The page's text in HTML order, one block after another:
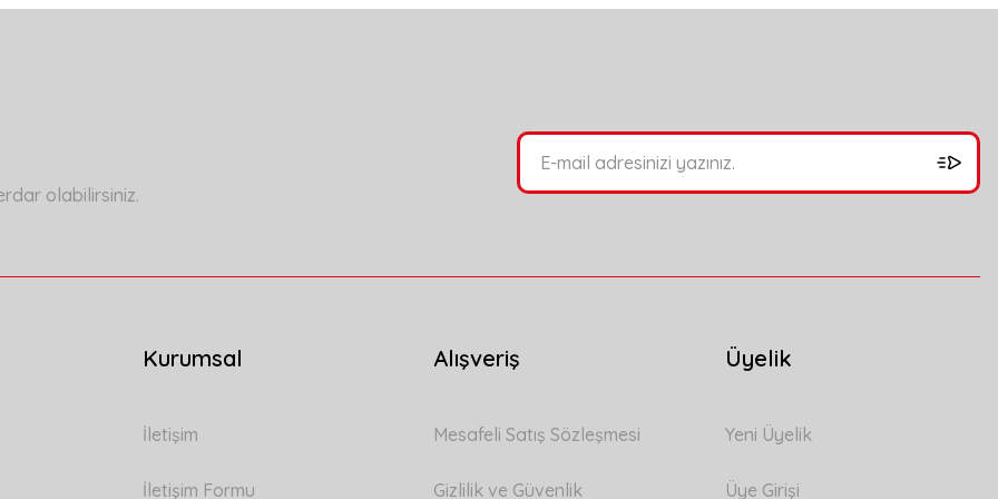
olabilirsiniz.
Kurumsal
İletişim
İletişim Formu
Alışveriş
Mesafeli Satış Sözleşmesi
Gizlilik ve Güvenlik
Üyelik
Yeni Üyelik
Üye Girişi